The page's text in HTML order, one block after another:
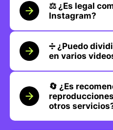
⚖️ ¿Es legal
Instagram?
➗ ¿Puedo
en varios
🔄 ¿Es
otros